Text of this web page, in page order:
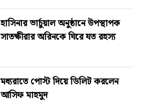
হাসিনার ভার্চুয়াল অনুষ্ঠানে উপস্থাপক
সাতক্ষীরার অরিনকে ঘিরে যত রহস্য
মধ্যরাতে পোস্ট দিয়ে ডিলিট করলেন
আসিফ মাহমুদ